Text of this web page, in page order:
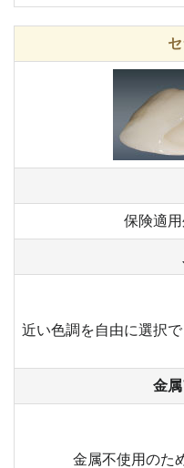
保険適用
近い色調を自由に選択
金
金属不使用のた